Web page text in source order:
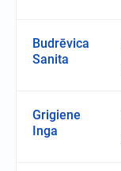
Budrēvica
Sanita
Grigiene
Inga